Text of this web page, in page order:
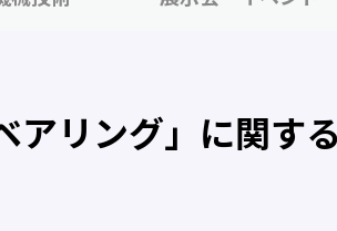
アリング」に関す